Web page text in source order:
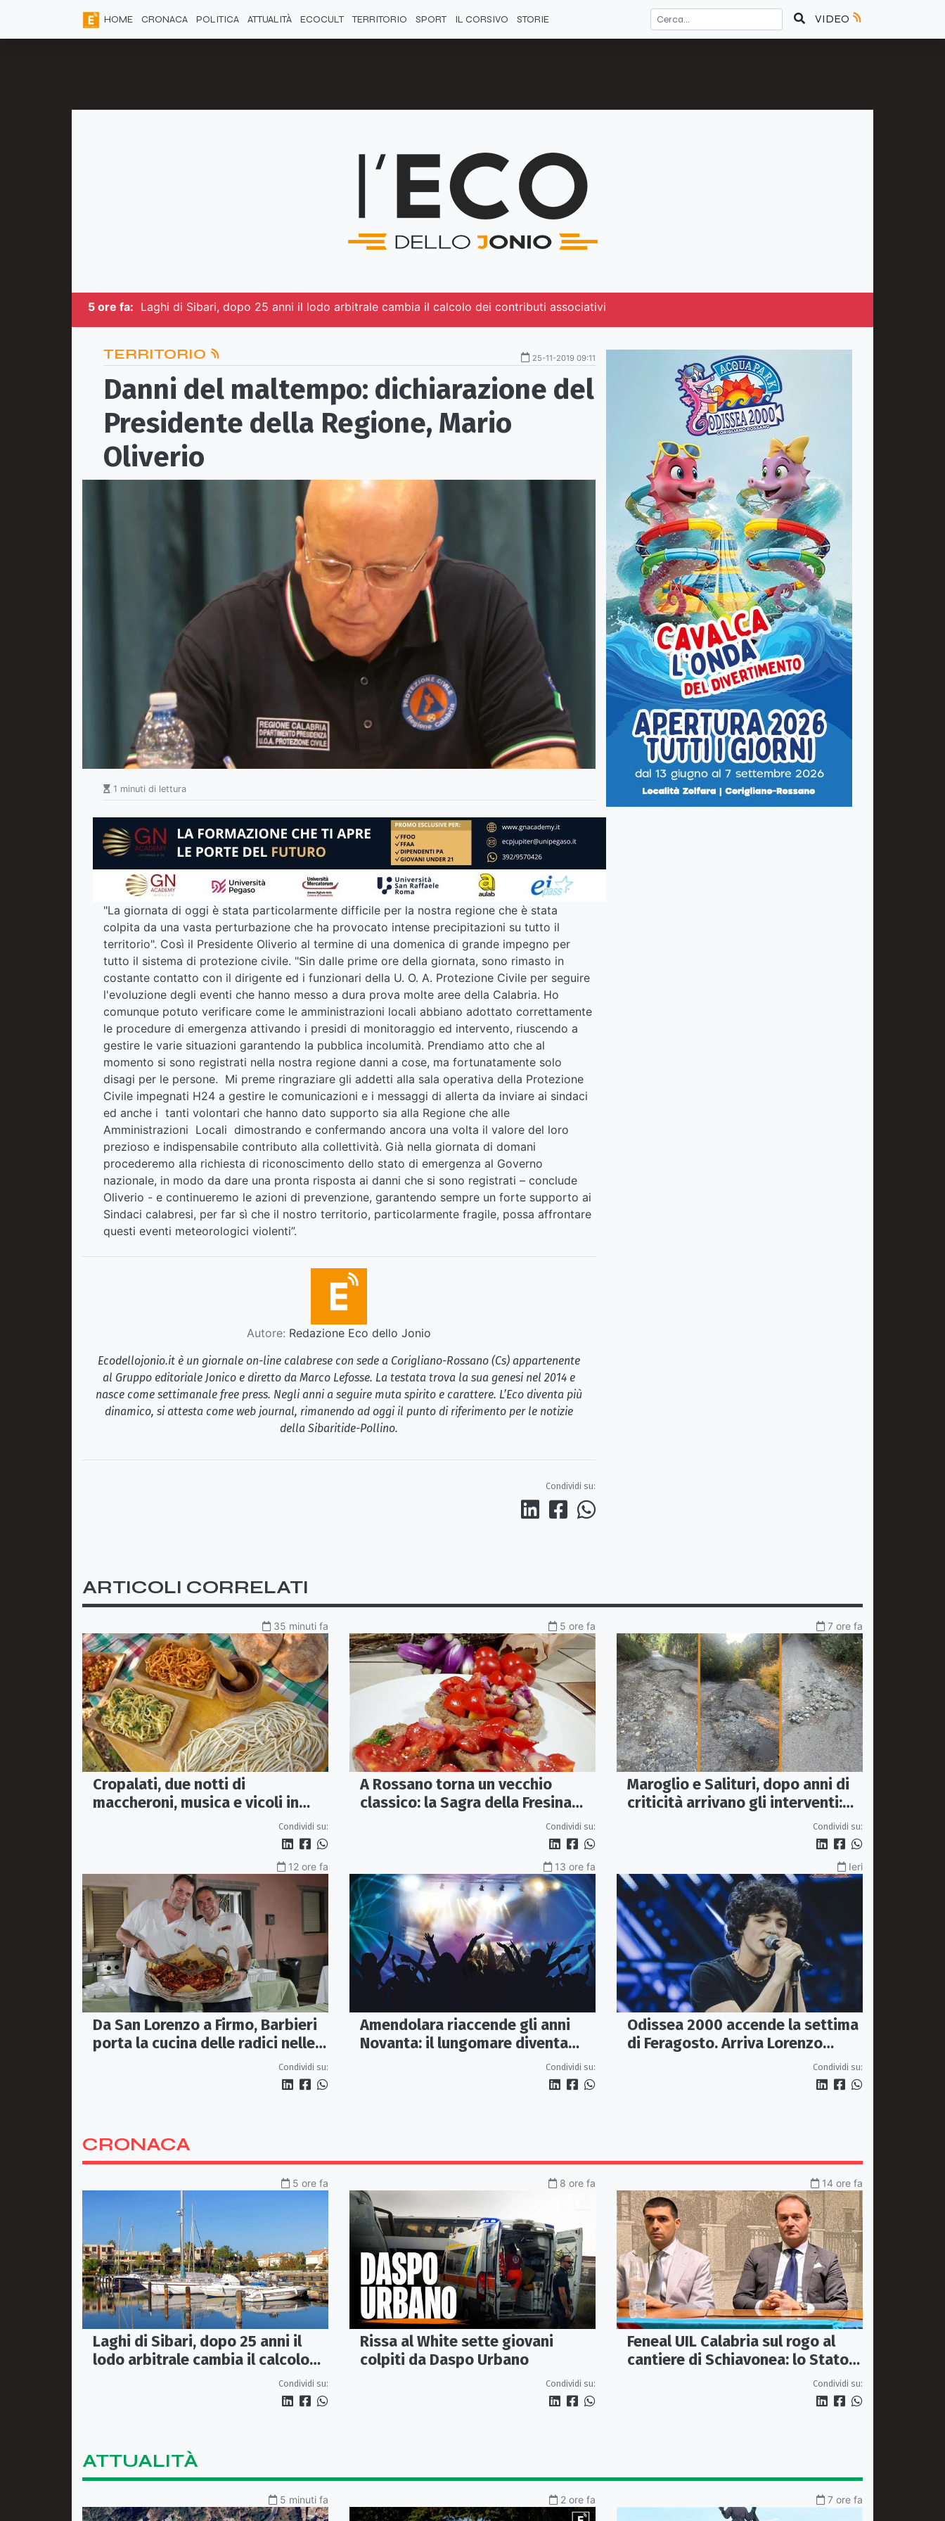
HOME CRONACA POLITICA ATTUALITÀ ECOCULT TERRITORIO SPORT IL CORSIVO STORIE VIDEO
5 ore fa: Laghi di Sibari, dopo 25 anni il lodo arbitrale cambia il calcolo dei contributi associativi
TERRITORIO 25-11-2019 09:11
Danni del maltempo: dichiarazione del
Presidente della Regione, Mario
Oliverio
1 minuti di lettura
"La giornata di oggi è stata particolarmente difficile per la nostra regione che è stata
colpita da una vasta perturbazione che ha provocato intense precipitazioni su tutto il
territorio". Così il Presidente Oliverio al termine di una domenica di grande impegno per
tutto il sistema di protezione civile. "Sin dalle prime ore della giornata, sono rimasto in
costante contatto con il dirigente ed i funzionari della U. O. A. Protezione Civile per seguire
l'evoluzione degli eventi che hanno messo a dura prova molte aree della Calabria. Ho
comunque potuto verificare come le amministrazioni locali abbiano adottato correttamente
le procedure di emergenza attivando i presidi di monitoraggio ed intervento, riuscendo a
gestire le varie situazioni garantendo la pubblica incolumità. Prendiamo atto che al
momento si sono registrati nella nostra regione danni a cose, ma fortunatamente solo
disagi per le persone. Mi preme ringraziare gli addetti alla sala operativa della Protezione
Civile impegnati H24 a gestire le comunicazioni e i messaggi di allerta da inviare ai sindaci
ed anche i tanti volontari che hanno dato supporto sia alla Regione che alle
Amministrazioni Locali dimostrando e confermando ancora una volta il valore del loro
prezioso e indispensabile contributo alla collettività. Già nella giornata di domani
procederemo alla richiesta di riconoscimento dello stato di emergenza al Governo
nazionale, in modo da dare una pronta risposta ai danni che si sono registrati – conclude
Oliverio - e continueremo le azioni di prevenzione, garantendo sempre un forte supporto ai
Sindaci calabresi, per far sì che il nostro territorio, particolarmente fragile, possa affrontare
questi eventi meteorologici violenti”.
Autore: Redazione Eco dello Jonio
Ecodellojonio.it è un giornale on-line calabrese con sede a Corigliano-Rossano (Cs) appartenente
al Gruppo editoriale Jonico e diretto da Marco Lefosse. La testata trova la sua genesi nel 2014 e
nasce come settimanale free press. Negli anni a seguire muta spirito e carattere. L’Eco diventa più
dinamico, si attesta come web journal, rimanendo ad oggi il punto di riferimento per le notizie
della Sibaritide-Pollino.
Condividi su:
ARTICOLI CORRELATI
35 minuti fa
Cropalati, due notti di
maccheroni, musica e vicoli in
Condividi su:
5 ore fa
A Rossano torna un vecchio
classico: la Sagra della Fresina
Condividi su:
7 ore fa
Maroglio e Salituri, dopo anni di
criticità arrivano gli interventi:
Condividi su:
12 ore fa
Da San Lorenzo a Firmo, Barbieri
porta la cucina delle radici nelle
Condividi su:
13 ore fa
Amendolara riaccende gli anni
Novanta: il lungomare diventa
una discoteca a cielo apertoCondividi su:
Ieri
Odissea 2000 accende la settima
di Feragosto. Arriva Lorenzo
Condividi su:
CRONACA
5 ore fa
Laghi di Sibari, dopo 25 anni il
lodo arbitrale cambia il calcolo
Condividi su:
8 ore fa
Rissa al White sette giovani
colpiti da Daspo Urbano
Condividi su:
14 ore fa
Feneal UIL Calabria sul rogo al
cantiere di Schiavonea: lo Stato
rafforzi i presìdi di legalitàCondividi su:
ATTUALITÀ
5 minuti fa 2 ore fa 7 ore fa